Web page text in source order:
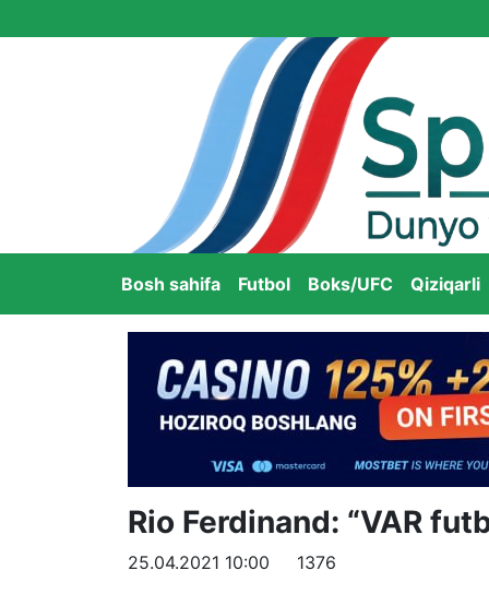
Bosh sahifa Futbol Boks/UFC Qiziqarli
Rio Ferdinand: “VAR
25.04.2021 10:00 1376